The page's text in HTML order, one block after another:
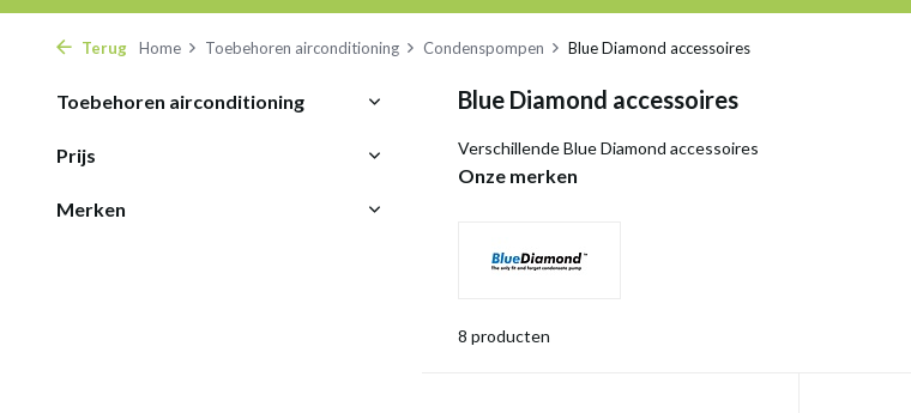
Terug Home Toebehoren airconditioning Condenspompen Blue Diamond accessoires
Toebehoren airconditioning
Prijs
Merken
Blue Diamond accessoires
Verschillende Blue Diamond accessoires
Onze merken
8 producten